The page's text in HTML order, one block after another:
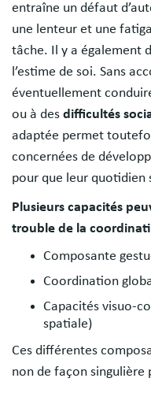
entraîne un défaut
une lenteur et une
tâche. Il y a également
l’estime de soi. Sans
éventuellement
ou à des difficultés
adaptée permet
concernées de
pour que leur quotidien
Plusieurs capacités
trouble de la
Composante
Coordination
Capacités visuo-
spatiale)
Ces différentes
non de façon singulière